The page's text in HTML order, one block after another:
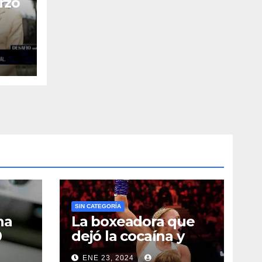
el
de
SIN CATEGORÍA
La boxeadora que
dejó la cocaína y
ahora quiere
ENE 23, 2024